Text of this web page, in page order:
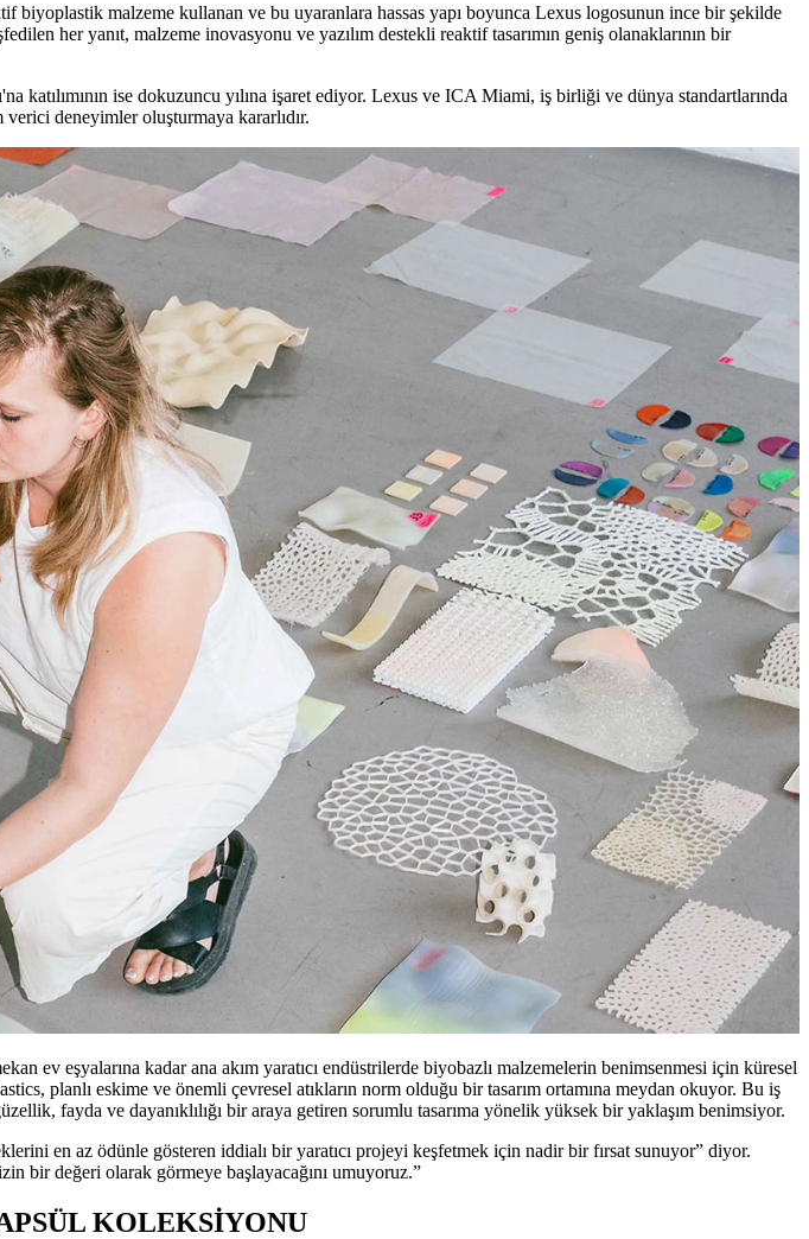
malzeme kullanan ve bu uyaranlara hassas yapı boyunca Lexus logosunun ince bir şekilde
her yanıt, malzeme inovasyonu ve yazılım destekli reaktif tasarımın geniş olanaklarının bir
katılımının ise dokuzuncu yılına işaret ediyor. Lexus ve ICA Miami, iş birliği ve dünya standartlarında
deneyimler oluşturmaya kararlıdır.
ev eşyalarına kadar ana akım yaratıcı endüstrilerde biyobazlı malzemelerin benimsenmesi için küresel
planlı eskime ve önemli çevresel atıkların norm olduğu bir tasarım ortamına meydan okuyor. Bu iş
fayda ve dayanıklılığı bir araya getiren sorumlu tasarıma yönelik yüksek bir yaklaşım benimsiyor.
en az ödünle gösteren iddialı bir yaratıcı projeyi keşfetmek için nadir bir fırsat sunuyor” diyor.
bir değeri olarak görmeye başlayacağını umuyoruz.”
KOLEKSİYONU